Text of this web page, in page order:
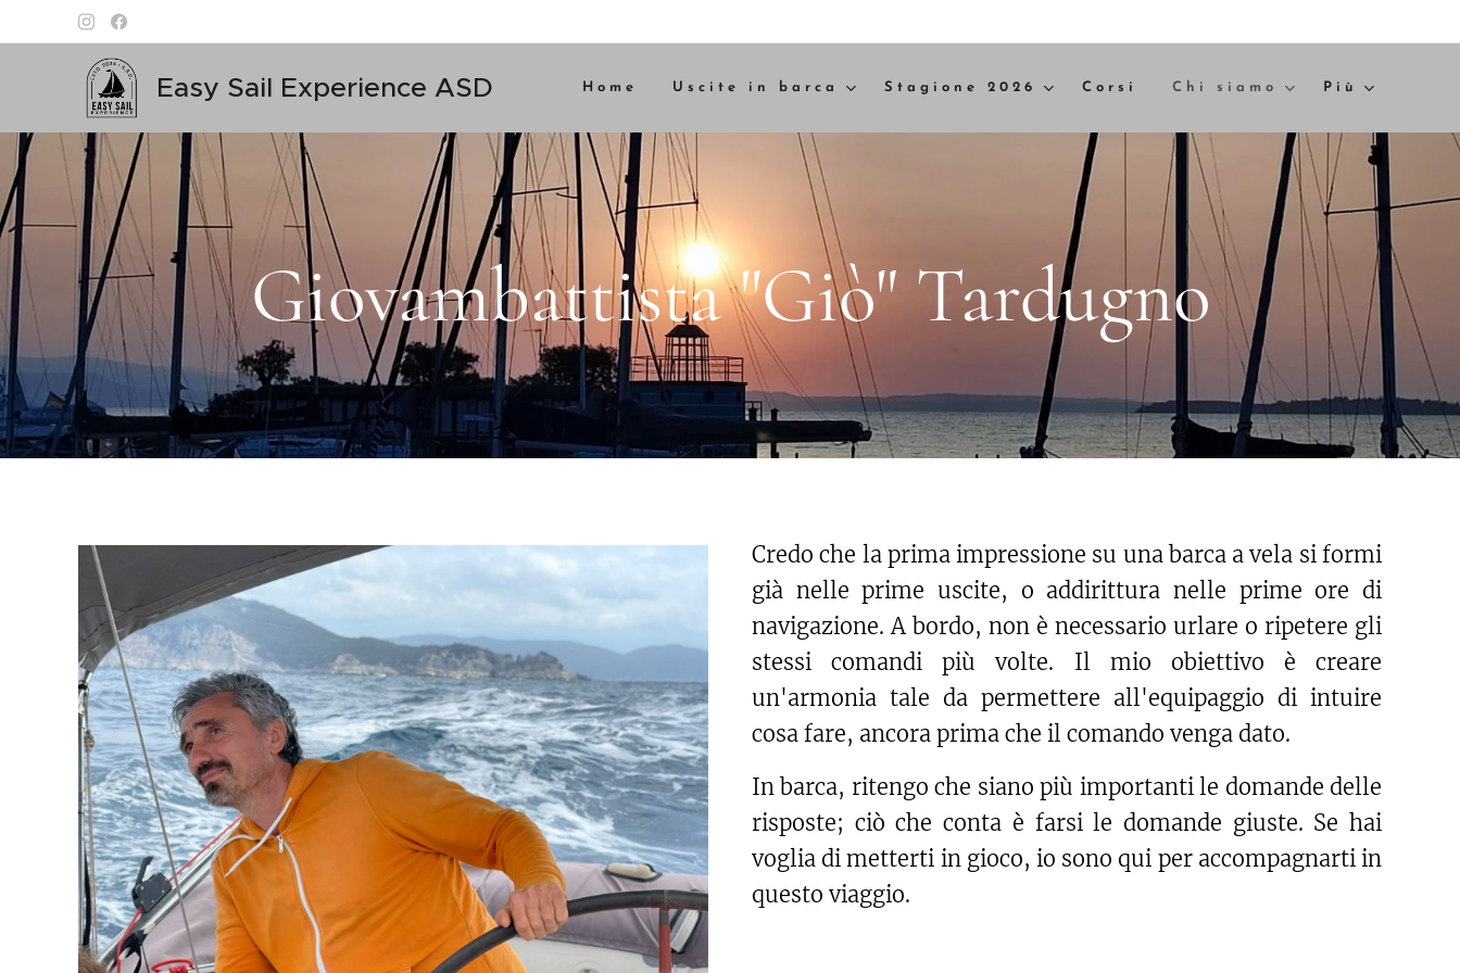
Easy Sail Experience ASD Home Uscite in barca Stagione 2026 Corsi Chi siamo Più
Giovambattista "Giò" Tardugno
Credo che la prima impressione su una barca a vela si formi
già nelle prime uscite, o addirittura nelle prime ore di
navigazione. A bordo, non è necessario urlare o ripetere gli
stessi comandi più volte. Il mio obiettivo è creare
un'armonia tale da permettere all'equipaggio di intuire
cosa fare, ancora prima che il comando venga dato.
In barca, ritengo che siano più importanti le domande delle
risposte; ciò che conta è farsi le domande giuste. Se hai
voglia di metterti in gioco, io sono qui per accompagnarti in
questo viaggio.